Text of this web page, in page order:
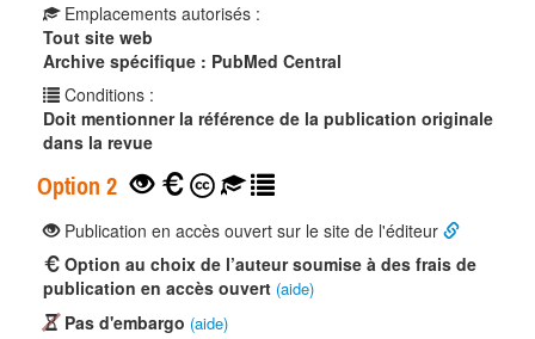
Emplacements autorisés :
Tout site web
Archive spécifique : PubMed Central
Conditions :
Doit mentionner la référence de la publication originale
dans la revue
Option 2
Publication en accès ouvert sur le site de l'éditeur
Option au choix de l’auteur soumise à des frais de
publication en accès ouvert (aide)
Pas d'embargo (aide)